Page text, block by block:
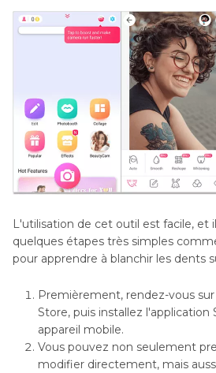
L'utilisation de cet outil est facile, et
quelques étapes très simples
pour apprendre à blanchir les dents
Premièrement, rendez-vous
Store, puis installez
appareil mobile.
Vous pouvez non seulement
modifier directement, mais